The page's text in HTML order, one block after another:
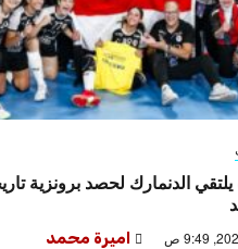
الدنمارك لحصد برونزية
اميرة محمد